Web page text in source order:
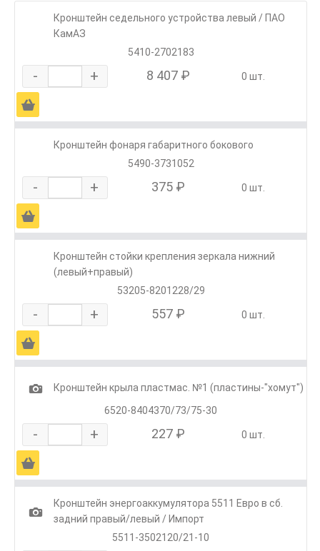
Кронштейн седельного устройства левый / ПАО
КамАЗ
5410-2702183
- + 8 407 ₽ 0 шт.
Ä
Кронштейн фонаря габаритного бокового
5490-3731052
- + 375 ₽ 0 шт.
Ä
Кронштейн стойки крепления зеркала нижний
(левый+правый)
53205-8201228/29
- + 557 ₽ 0 шт.
Ä
1
Кронштейн крыла пластмас. №1 (пластины-"хомут")
6520-8404370/73/75-30
- + 227 ₽ 0 шт.
Ä
1
Кронштейн энергоаккумулятора 5511 Евро в сб.
задний правый/левый / Импорт
5511-3502120/21-10